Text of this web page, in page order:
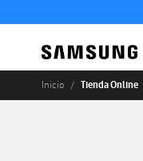
Inicio Tienda Online